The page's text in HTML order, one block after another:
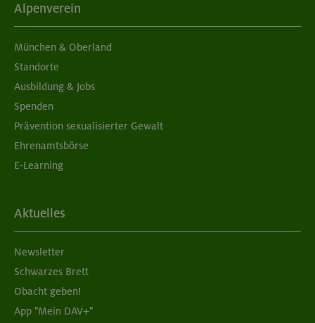
Alpenverein
München & Oberland
Standorte
Ausbildung & Jobs
Spenden
Prävention sexualisierter Gewalt
Ehrenamtsbörse
E-Learning
Aktuelles
Newsletter
Schwarzes Brett
Obacht geben!
App "Mein DAV+"